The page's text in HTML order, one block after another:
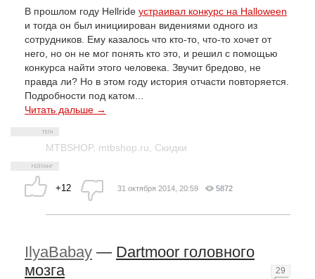
В прошлом году Hellride устраивал конкурс на Halloween
и тогда он был инициирован видениями одного из
сотрудников. Ему казалось что кто-то, что-то хочет от
него, но он не мог понять кто это, и решил с помощью
конкурса найти этого человека. Звучит бредово, не
правда ли? Но в этом году история отчасти повторяется.
Подробности под катом...
Читать дальше →
MTBSHOP, mtbshop.ru Скидки
+12 31 октября 2014, 20:59 5872
IlyaBabay — Dartmoor головного
мозга
29